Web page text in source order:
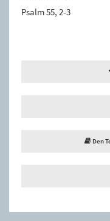
Psalm 55, 2-3
Den